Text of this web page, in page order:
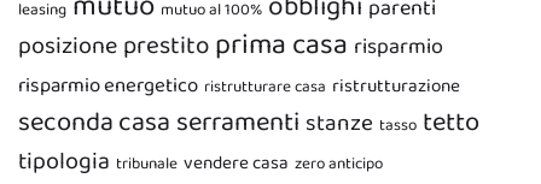
leasing
mutuo al 100% parenti
posizioneprestitoprima casa risparmio
risparmio energetico ristrutturare casa ristrutturazione
seconda casaserramenti stanze tasso tetto
tipologia tribunale vendere casa zero anticipo